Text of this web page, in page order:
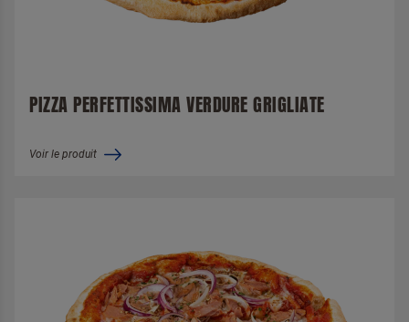
PIZZA PERFETTISSIMA VERDURE GRIGLIATE
Voir le produit